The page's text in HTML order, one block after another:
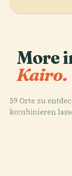
More
Kairo.
59 Orte zu
kombinieren
PLACE
PLACE